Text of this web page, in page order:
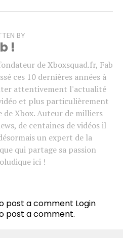
BY
!
de Xboxsquad.fr, Fab
ces 10 dernières années à
attentivement l'actualité
et plus particulièrement
de Xbox. Auteur de milliers
de centaines de vidéos il
un expert de la
qui partage sa passion
ici !
post a comment Login
post a comment.